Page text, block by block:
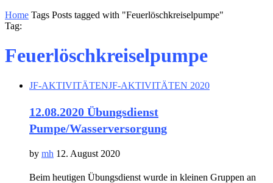
Home Tags Posts tagged with "Feuerlöschkreiselpumpe"
Tag:
Feuerlöschkreiselpumpe
JF-AKTIVITÄTENJF-AKTIVITÄTEN 2020
12.08.2020 Übungsdienst
Pumpe/Wasserversorgung
by mh 12. August 2020
Beim heutigen Übungsdienst wurde in kleinen Gruppen an